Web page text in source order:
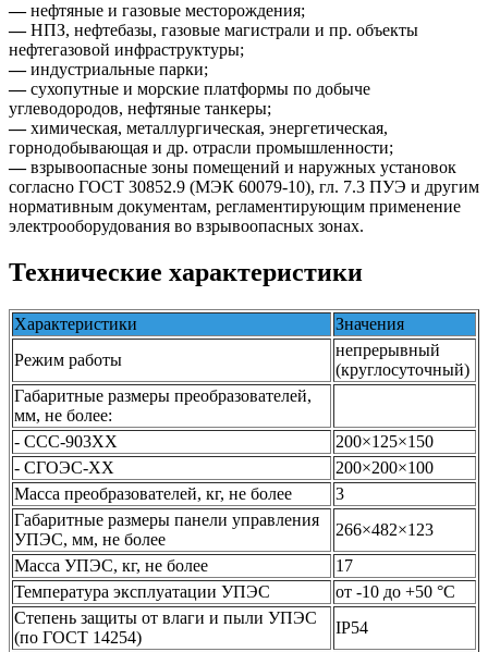
—нефтяные и газовые месторождения;
—НПЗ, нефтебазы, газовые магистрали и пр. объекты
нефтегазовой инфраструктуры;
—индустриальные парки;
—сухопутные и морские платформы по добыче
углеводородов, нефтяные танкеры;
—химическая, металлургическая, энергетическая,
горнодобывающая и др. отрасли промышленности;
—взрывоопасные зоны помещений и наружных установок
согласно ГОСТ 30852.9 (МЭК 60079-10), гл. 7.3 ПУЭ и другим
нормативным документам, регламентирующим применение
электрооборудования во взрывоопасных зонах.
Технические характеристики
Характеристики
Значения
Режим работы
непрерывный
(круглосуточный)
Габаритные размеры преобразователей,
мм, не более:
- ССС-903ХХ
200×125×150
- СГОЭС-ХХ
200×200×100
Масса преобразователей, кг, не более
3
Габаритные размеры панели управления
УПЭС, мм, не более
266×482×123
Масса УПЭС, кг, не более
17
Температура эксплуатации УПЭС
от -10 до +50 °C
Cтепень защиты от влаги и пыли УПЭС
(по ГОСТ 14254)
IP54